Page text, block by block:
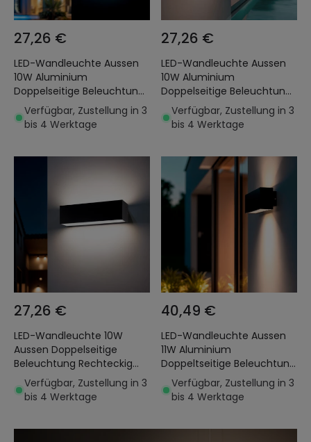
27,26 €
LED-Wandleuchte Aussen
10W Aluminium
Doppelseitige Beleuchtung
Rechteckig Weiss Lena
Verfügbar, Zustellung in 3
bis 4 Werktage
27,26 €
LED-Wandleuchte Aussen
10W Aluminium
Doppelseitige Beleuchtung
Rechteckig Weiss Lena
Verfügbar, Zustellung in 3
bis 4 Werktage
27,26 €
LED-Wandleuchte 10W
Aussen Doppelseitige
Beleuchtung Rechteckig
Schwarz Lena
Verfügbar, Zustellung in 3
bis 4 Werktage
40,49 €
LED-Wandleuchte Aussen
11W Aluminium
Doppeltseitige Beleuchtung
Carinae
Verfügbar, Zustellung in 3
bis 4 Werktage